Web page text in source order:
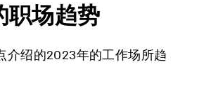
职场趋势
介绍的2023年的工作场所趋